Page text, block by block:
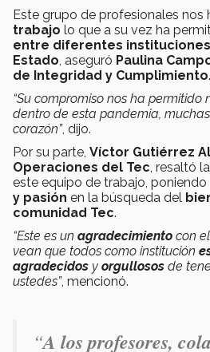
Este grupo de profesionales nos
trabajo lo que a su vez ha
entre diferentes
Estado , aseguró Paulina
de Integridad y Cumplimiento.
“Su compromiso nos ha permitido
dentro de esta pandemia,
corazón”, dijo.
Por su parte, Víctor Gutiérrez
Operaciones del Tec , resaltó la
este equipo de trabajo, poniendo
y pasión en la búsqueda del
comunidad Tec.
“Este es un agradecimiento con
vean que todos como institución
agradecidos y orgullosos de
ustedes”, mencionó.
“A los profesores,